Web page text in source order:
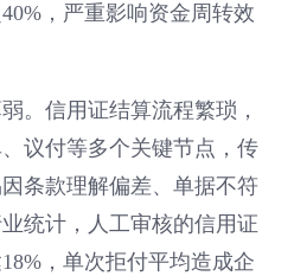
，严重影响资金周转效
。信用证结算流程繁琐，
议付等多个关键节点，传
条款理解偏差、单据不符
统计，人工审核的信用证
，单次拒付平均造成企